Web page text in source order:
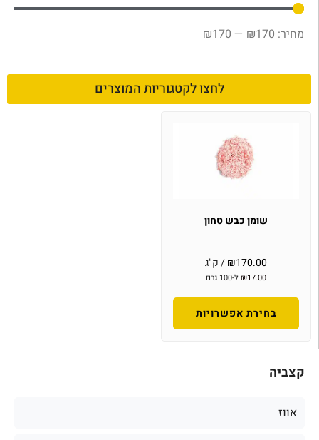
קצביה
אווז
₪170
—
₪170
לחצו לקטגוריות המוצרים
שומן כבש טחון
₪170.00 / ק"ג
₪17.00 ל-100 גרם
בחירת אפשרויות